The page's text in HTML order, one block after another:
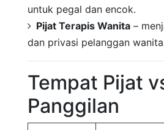
untuk pegal dan encok.
Pijat Terapis Wanita –
dan privasi pelanggan
Tempat Pijat
Panggilan